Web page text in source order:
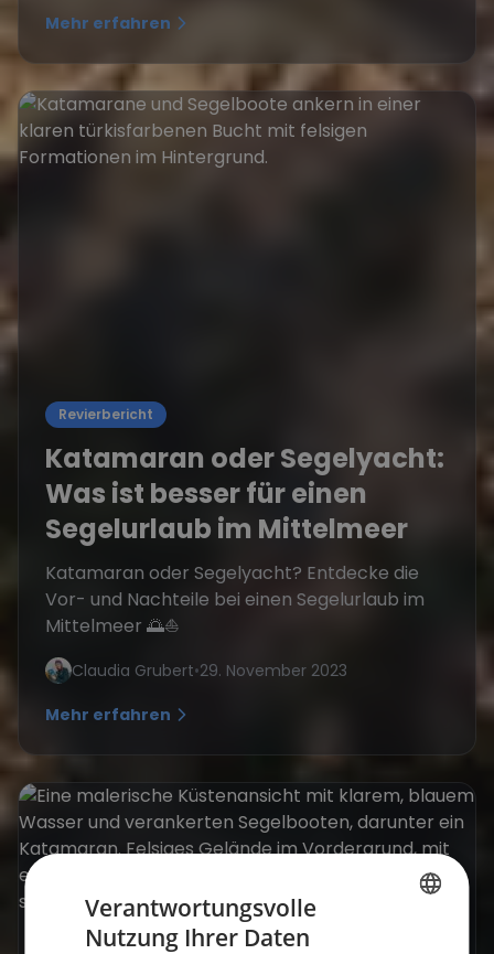
Mehr erfahren
Revierbericht
Katamaran oder Segelyacht:
Was ist besser für einen
Segelurlaub im Mittelmeer
Katamaran oder Segelyacht? Entdecke die
Vor- und Nachteile bei einen Segelurlaub im
Mittelmeer 🌅⛵
Claudia Grubert•29. November 2023
Mehr erfahren
Verantwortungsvolle
Nutzung Ihrer Daten